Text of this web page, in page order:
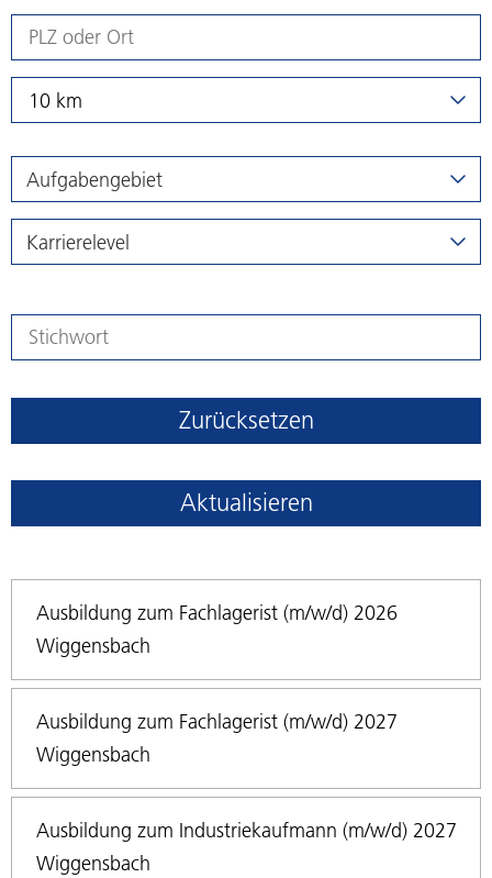
10 km
Aufgabengebiet
Karrierelevel
Zurücksetzen
Aktualisieren
Ausbildung zum Fachlagerist (m/w/d) 2026
Wiggensbach
Ausbildung zum Fachlagerist (m/w/d) 2027
Wiggensbach
Ausbildung zum Industriekaufmann (m/w/d) 2027
Wiggensbach